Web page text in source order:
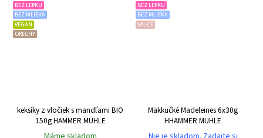
BEZ LEPKU
BEZ MLIEKA
VEGAN
ORECHY
keksíky z vločiek s mandľami BIO
150g HAMMER MUHLE
BEZ LEPKU
BEZ MLIEKA
VAJCE
Mäkkučké Madeleines 6x30g
HHAMMER MUHLE